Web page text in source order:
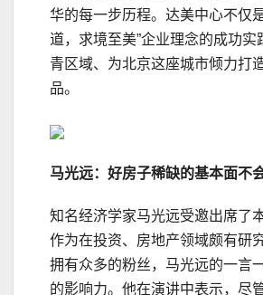
华的每一步历程。达美中心不仅
道，求境至美”企业理念的成功实
青区域、为北京这座城市倾力打
品。
马光远：好房子稀缺的基本面不
知名经济学家马光远受邀出席了
作为在投资、房地产领域颇有研
拥有众多的粉丝，马光远的一言
的影响力。他在演讲中表示，尽